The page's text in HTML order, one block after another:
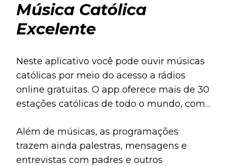
Música Católica
Excelente
Neste aplicativo você pode ouvir músicas
católicas por meio do acesso a rádios
online gratuitas. O app oferece mais de 30
estações católicas de todo o mundo, com
Além de músicas, as programações
trazem ainda palestras, mensagens e
entrevistas com padres e outros